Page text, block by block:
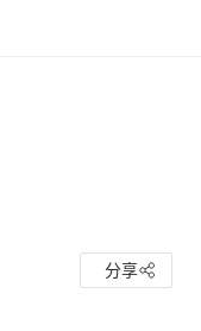
分享